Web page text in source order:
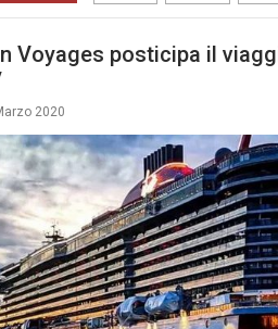
Voyages posticipa il
2020